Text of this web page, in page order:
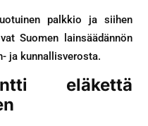
palkkio ja siihen
Suomen lainsäädännön
ja kunnallisverosta.
eläkettä